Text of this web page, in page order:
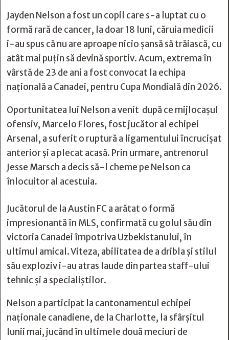
Jayden Nelson a fost un copil care s-a luptat cu o
formă rară de cancer, la doar 18 luni, căruia medicii
i-au spus că nu are aproape nicio șansă să trăiască, cu
atât mai puțin să devină sportiv. Acum, extrema în
vârstă de 23 de ani a fost convocat la echipa
națională a Canadei, pentru Cupa Mondială din 2026.
Oportunitatea lui Nelson a venit după ce mijlocașul
ofensiv, Marcelo Flores, fost jucător al echipei
Arsenal, a suferit o ruptură a ligamentului încrucișat
anterior și a plecat acasă. Prin urmare, antrenorul
Jesse Marsch a decis să-l cheme pe Nelson ca
înlocuitor al acestuia.
Jucătorul de la Austin FC a arătat o formă
impresionantă în MLS, confirmată cu golul său din
victoria Canadei împotriva Uzbekistanului, în
ultimul amical. Viteza, abilitatea de a dribla și stilul
său exploziv i-au atras laude din partea staff-ului
tehnic și a specialiștilor.
Nelson a participat la cantonamentul echipei
naţionale canadiene, de la Charlotte, la sfârşitul
lunii mai, jucând în ultimele două meciuri de